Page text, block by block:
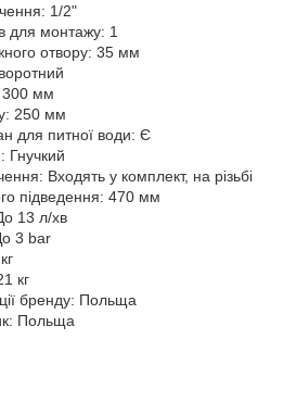
1/2"
для монтажу: 1
отвору: 35 мм
300 мм
250 мм
для питної води: Є
Гнучкий
Входять у комплект, на різьбі
підведення: 470 мм
13 л/хв
3 bar
кг
бренду: Польща
Польща